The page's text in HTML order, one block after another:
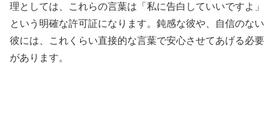
理としては、これらの言葉は「私に告白していいですよ」
という明確な許可証になります。鈍感な彼や、自信のない
彼には、これくらい直接的な言葉で安心させてあげる必要
があります。